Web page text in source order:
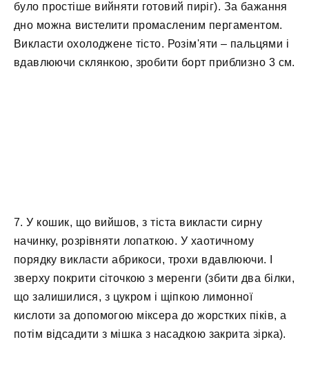
було простіше вийняти готовий пиріг). За бажання
дно можна вистелити промасленим пергаментом.
Викласти охолоджене тісто. Розім'яти – пальцями і
вдавлюючи склянкою, зробити борт приблизно 3 см.
7. У кошик, що вийшов, з тіста викласти сирну
начинку, розрівняти лопаткою. У хаотичному
порядку викласти абрикоси, трохи вдавлюючи. І
зверху покрити сіточкою з меренги (збити два білки,
що залишилися, з цукром і щіпкою лимонної
кислоти за допомогою міксера до жорстких піків, а
потім відсадити з мішка з насадкою закрита зірка).